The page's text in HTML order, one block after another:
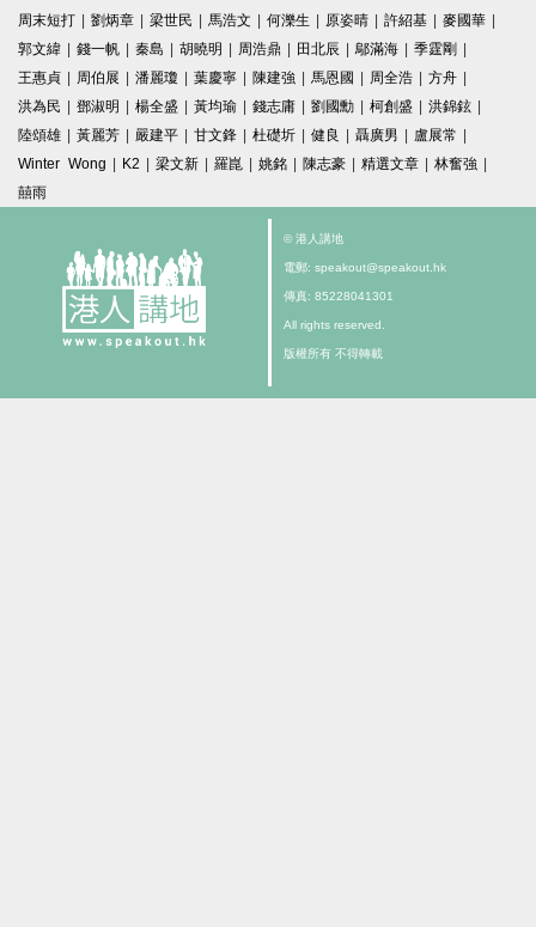
周末短打 | 劉炳章 | 梁世民 | 馬浩文 | 何濼生 | 原姿晴 | 許紹基 | 麥國華 |
郭文緯 | 錢一帆 | 秦島 | 胡曉明 | 周浩鼎 | 田北辰 | 鄔滿海 | 季霆剛 |
王惠貞 | 周伯展 | 潘麗瓊 | 葉慶寧 | 陳建強 | 馬恩國 | 周全浩 | 方舟 |
洪為民 | 鄧淑明 | 楊全盛 | 黃均瑜 | 錢志庸 | 劉國勳 | 柯創盛 | 洪錦鉉 |
陸頌雄 | 黃麗芳 | 嚴建平 | 甘文鋒 | 杜礎圻 | 健良 | 聶廣男 | 盧展常 |
Winter Wong | K2 | 梁文新 | 羅崑 | 姚銘 | 陳志豪 | 精選文章 | 林奮強 |
囍雨
© 港人講地
電郵: speakout@speakout.hk
傳真: 85228041301
All rights reserved.
版權所有 不得轉載